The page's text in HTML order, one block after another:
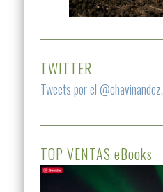
TWITTER
Tweets por el @chavinandez.
TOP VENTAS eBooks